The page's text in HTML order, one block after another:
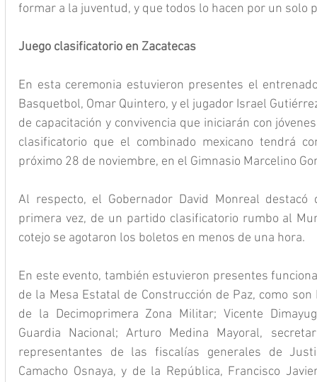
formar a la juventud, y que todos lo hacen por un solo
Juego clasificatorio en Zacatecas
En esta ceremonia estuvieron presentes el
Basquetbol, Omar Quintero, y el jugador Israel
de capacitación y convivencia que iniciarán con
clasificatorio que el combinado mexicano tendrá
próximo 28 de noviembre, en el Gimnasio Marcelino
Al respecto, el Gobernador David Monreal destacó
primera vez, de un partido clasificatorio rumbo al
cotejo se agotaron los boletos en menos de una hora.
En este evento, también estuvieron presentes
de la Mesa Estatal de Construcción de Paz, como
de la Decimoprimera Zona Militar; Vicente
Guardia Nacional; Arturo Medina Mayoral,
representantes de las fiscalías generales de
Camacho Osnaya, y de la República, Francisco